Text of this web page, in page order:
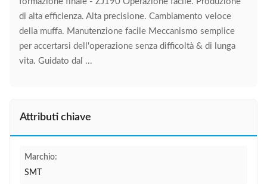
di alta efficienza. Alta precisione. Cambiamento veloce
della muffa. Manutenzione facile Meccanismo semplice
per accertarsi dell'operazione senza difficoltà & di lunga
vita. Guidato dal ...
Attributi chiave
Marchio:
SMT